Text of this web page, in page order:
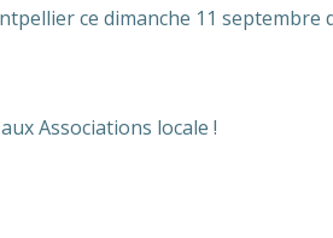
ce dimanche 11 septembre
Associations locale !